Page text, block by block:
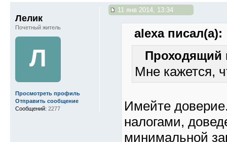
11 янв 2014, 13:34
alexa писал(а):
Проходящий
Мне кажется,
Имейте
налогами,
минимальной
Лелик
Почетный житель
Л
Просмотреть профиль
Отправить сообщение
Сообщений: 2277